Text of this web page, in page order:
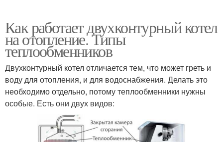
Как работает двухконтурный котел
на отопление. Типы
теплообменников
Двухконтурный котел отличается тем, что может греть и
воду для отопления, и для водоснабжения. Делать это
необходимо отдельно, потому теплообменники нужны
особые. Есть они двух видов: